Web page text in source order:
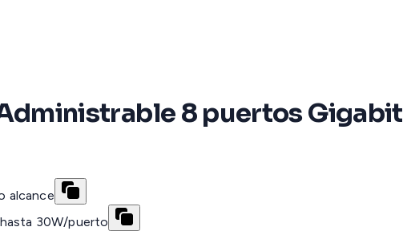
8 puertos Gigabit
alcance
30W/puerto